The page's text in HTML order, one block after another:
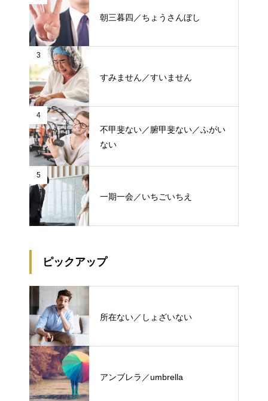
朝三暮四／ちょうさんぼし
3
すみません／すいません
4
不甲斐ない／腑甲斐ない／ふがい
ない
5
一期一会／いちごいちえ
ピックアップ
所在ない／しょざいない
アンブレラ／umbrella